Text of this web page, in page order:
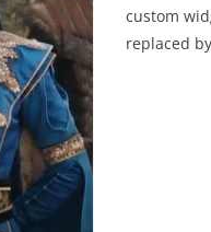
custom
replaced